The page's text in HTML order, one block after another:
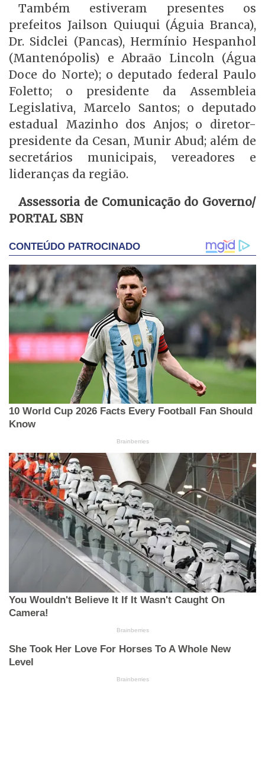
Também estiveram presentes os
prefeitos Jailson Quiuqui (Águia Branca),
Dr. Sidclei (Pancas), Hermínio Hespanhol
(Mantenópolis) e Abraão Lincoln (Água
Doce do Norte); o deputado federal Paulo
Foletto; o presidente da Assembleia
Legislativa, Marcelo Santos; o deputado
estadual Mazinho dos Anjos; o diretor-
presidente da Cesan, Munir Abud; além de
secretários municipais, vereadores e
lideranças da região.
Assessoria de Comunicação do Governo/
PORTAL SBN